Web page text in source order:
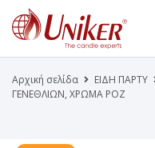
Κατάλογος Προϊόντων
Γίνε Συνεργάτης μας
Αρχική σελίδα ΕΙΔΗ ΠΑΡΤΥ
ΓΕΝΕΘΛΙΩΝ, ΧΡΩΜΑ ΡΟΖ